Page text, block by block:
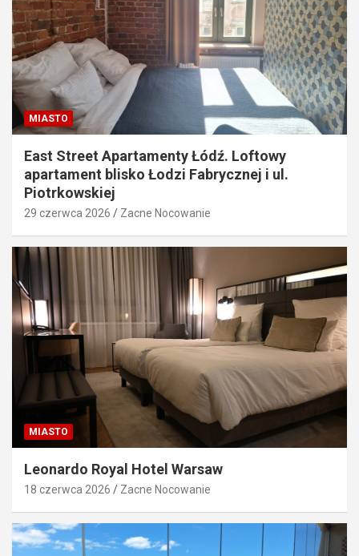
MIASTO
East Street Apartamenty Łódź. Loftowy
apartament blisko Łodzi Fabrycznej i ul.
Piotrkowskiej
29 czerwca 2026 Zacne Nocowanie
MIASTO
Leonardo Royal Hotel Warsaw
18 czerwca 2026 Zacne Nocowanie